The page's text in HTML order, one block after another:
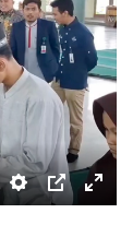
Settings
PIP